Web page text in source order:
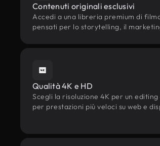
Contenuti originali esclusivi
Accedi a una libreria premium di
pensati per lo storytelling, il
Qualità 4K e HD
Scegli la risoluzione 4K per un
per prestazioni più veloci su web e